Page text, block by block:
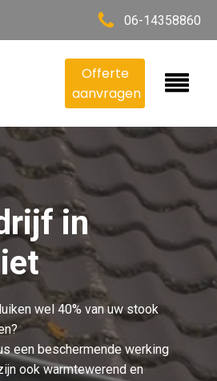
06-14358860
Offerte
aanvragen
in
wel 40% van uw stook
een beschermende werking
ook warmtewerend en